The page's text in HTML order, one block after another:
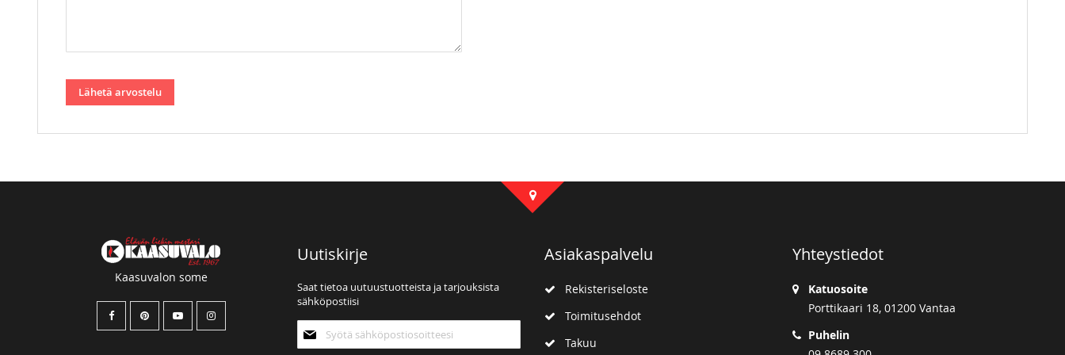
Lähetä arvostelu
Kaasuvalon some
Uutiskirje
Saat tietoa uutuustuotteista ja tarjouksista
sähköpostiisi
uutiskirjeemme:
Asiakaspalvelu
Rekisteriseloste
Toimitusehdot
Takuu
Yhteystiedot
Katuosoite
Porttikaari 18, 01200 Vantaa
Puhelin